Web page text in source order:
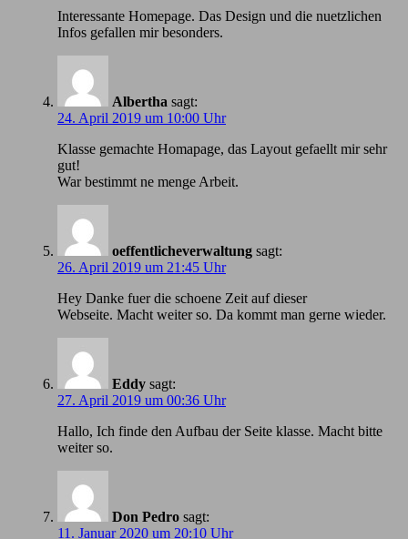
Іnteressante Homepage. Das Design und die nuetzlichen
Infos gefallen mir besonders.
Albertha sagt:
24. April 2019 um 10:00 Uhr
Klasse gemachte Homapage, das Layout gefaellt mir sehr
gut!
War bestimmt ne menge Arbeit.
oeffentlicheverwaltung sagt:
26. April 2019 um 21:45 Uhr
Hey Danke fuer die schoene Zeit auf dieser
Webseite. Macht weiter so. Da kommt man gerne wieder.
Eddy sagt:
27. April 2019 um 00:36 Uhr
Hallo, Ich finde den Aufbau der Seite klasse. Macht bitte
weiter so.
Don Pedro sagt:
11. Januar 2020 um 20:10 Uhr